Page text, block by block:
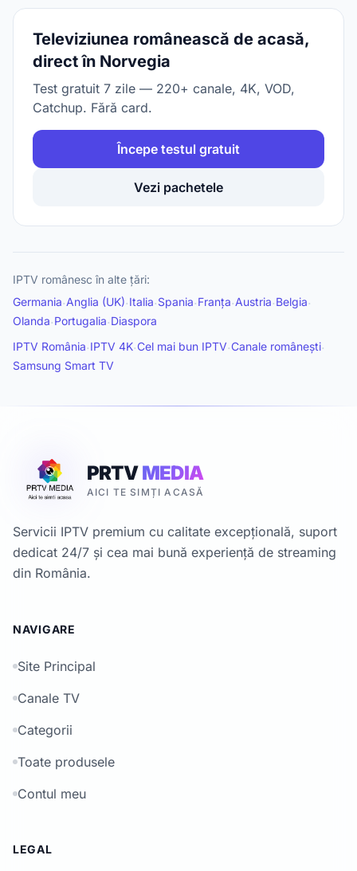
Televiziunea românească de acasă,
direct în Norvegia
Test gratuit 7 zile — 220+ canale, 4K, VOD,
Catchup. Fără card.
Începe testul gratuit
Vezi pachetele
IPTV românesc în alte țări:
Germania·Anglia (UK)·Italia·Spania·Franța·Austria·Belgia·
Olanda·Portugalia·Diaspora
IPTV România·IPTV 4K·Cel mai bun IPTV·Canale românești·
Samsung Smart TV
PRTVMEDIA
AICI TE SIMȚI ACASĂ
Servicii IPTV premium cu calitate excepțională, suport
dedicat 24/7 și cea mai bună experiență de streaming
din România.
NAVIGARE
Site Principal
Canale TV
Categorii
Toate produsele
Contul meu
LEGAL